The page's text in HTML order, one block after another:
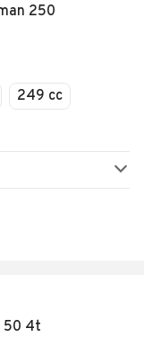
250
249 cc
50 4t